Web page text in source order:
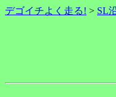
デゴイチよく走る! > SL